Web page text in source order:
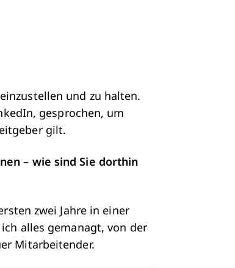
und zu halten.
gesprochen, um
gilt.
– wie sind Sie dorthin
zwei Jahre in einer
alles gemanagt, von der
Mitarbeitender.